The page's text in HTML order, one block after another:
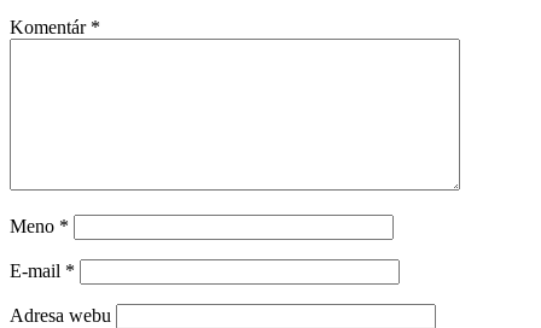
Komentár *
Meno *
E-mail *
Adresa webu